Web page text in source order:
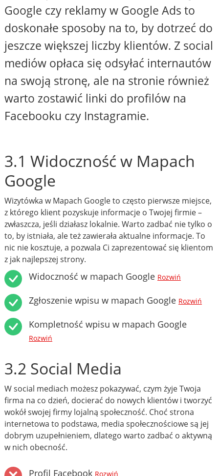
Google czy reklamy w Google Ads to
doskonałe sposoby na to, by dotrzeć do
jeszcze większej liczby klientów. Z social
mediów opłaca się odsyłać internautów
na swoją stronę, ale na stronie również
warto zostawić linki do profilów na
Facebooku czy Instagramie.
3.1 Widoczność w Mapach
Google
Wizytówka w Mapach Google to często pierwsze miejsce,
z którego klient pozyskuje informacje o Twojej firmie –
zwłaszcza, jeśli działasz lokalnie. Warto zadbać nie tylko o
to, by istniała, ale też zawierała aktualne informacje. To
nic nie kosztuje, a pozwala Ci zaprezentować się klientom
z jak najlepszej strony.
Widoczność w mapach Google Rozwiń
Zgłoszenie wpisu w mapach Google Rozwiń
Kompletność wpisu w mapach Google
Rozwiń
3.2 Social Media
W social mediach możesz pokazywać, czym żyje Twoja
firma na co dzień, docierać do nowych klientów i tworzyć
wokół swojej firmy lojalną społeczność. Choć strona
internetowa to podstawa, media społecznościowe są jej
dobrym uzupełnieniem, dlatego warto zadbać o aktywną
w nich obecność.
Profil Facebook